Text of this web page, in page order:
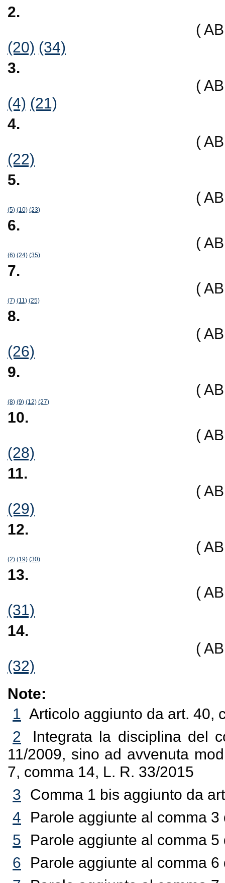
2.
(
(20) (34)
3.
(
(4) (21)
4.
(
(22)
5.
(
(5) (10) (23)
6.
(
(6) (24) (35)
7.
(
(7) (11) (25)
8.
(
(26)
9.
(
(8) (9) (12) (27)
10.
(
(28)
11.
(
(29)
12.
(
(2) (19) (30)
13.
(
(31)
14.
(
(32)
Note:
1 Articolo aggiunto da art. 40,
2
Integrata la disciplina del
11/2009, sino ad avvenuta
7, comma 14, L. R. 33/2015
3 Comma 1 bis aggiunto da
4
Parole aggiunte al comma
5
Parole aggiunte al comma
6
Parole aggiunte al comma